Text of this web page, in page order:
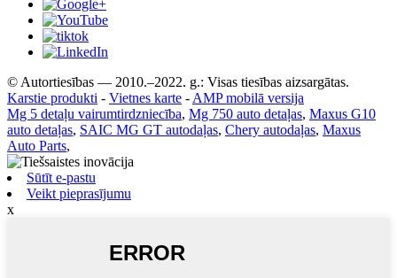
© Autortiesības — 2010.–2022. g.: Visas tiesības aizsargātas.
Karstie produkti - Vietnes karte - AMP mobilā versija
Mg 5 detaļu vairumtirdzniecība, Mg 750 auto detaļas, Maxus G10
auto detaļas, SAIC MG GT autodaļas, Chery autodaļas, Maxus
Auto Parts,
Sūtīt e-pastu
Veikt pieprasījumu
x